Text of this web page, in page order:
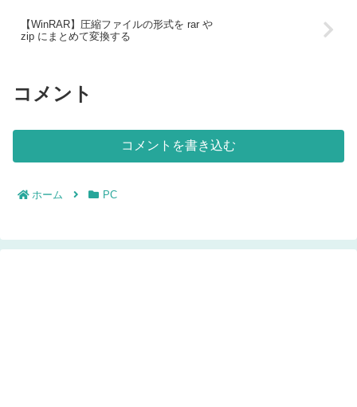
【WinRAR】圧縮ファイルの形式を rar や
zip にまとめて変換する
コメント
コメントを書き込む
ホーム PC